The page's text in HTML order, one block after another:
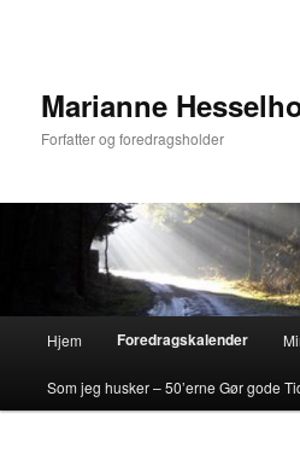
Marianne
Forfatter og foredragsholder
Hjem Foredragskalender
Som jeg husker – 50’erne Gør gode